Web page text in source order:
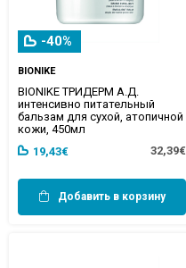
-40%
BIONIKE
BIONIKE ТРИДЕРМ А.Д.
интенсивно питательный
бальзам для сухой, атопичной
кожи, 450мл
19,43€
32,39€
Добавить в корзину